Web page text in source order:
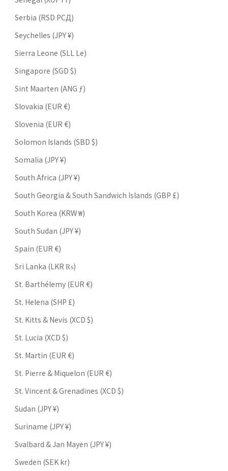
Serbia (RSD РСД)
Seychelles (JPY ¥)
Sierra Leone (SLL Le)
Singapore (SGD $)
Sint Maarten (ANG ƒ)
Slovakia (EUR €)
Slovenia (EUR €)
Solomon Islands (SBD $)
Somalia (JPY ¥)
South Africa (JPY ¥)
South Georgia & South Sandwich Islands (GBP £)
South Korea (KRW ₩)
South Sudan (JPY ¥)
Spain (EUR €)
Sri Lanka (LKR ₨)
St. Barthélemy (EUR €)
St. Helena (SHP £)
St. Kitts & Nevis (XCD $)
St. Lucia (XCD $)
St. Martin (EUR €)
St. Pierre & Miquelon (EUR €)
St. Vincent & Grenadines (XCD $)
Sudan (JPY ¥)
Suriname (JPY ¥)
Svalbard & Jan Mayen (JPY ¥)
Sweden (SEK kr)